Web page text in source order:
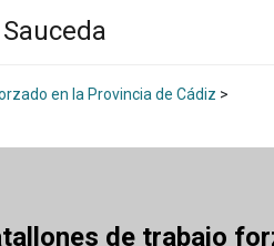
en la Provincia de Cádiz >
de trabajo